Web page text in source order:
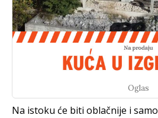
Oglas
Na istoku će biti oblačnije i